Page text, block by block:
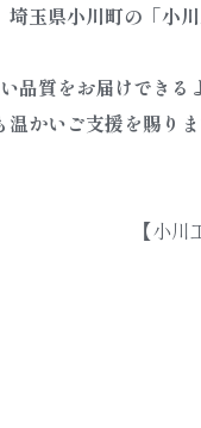
埼玉県小川町の「小
品質をお届けできる
温かいご支援を賜り
【小川